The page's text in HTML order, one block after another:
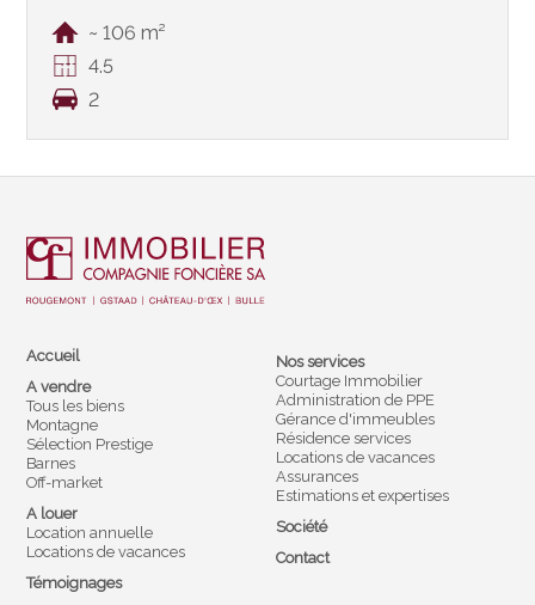
~ 106 m²
4.5
2
Accueil
A vendre
Tous les biens
Montagne
Sélection Prestige
Barnes
Off-market
A louer
Location annuelle
Locations de vacances
Témoignages
Nos services
Courtage Immobilier
Administration de PPE
Gérance d'immeubles
Résidence services
Locations de vacances
Assurances
Estimations et expertises
Société
Contact